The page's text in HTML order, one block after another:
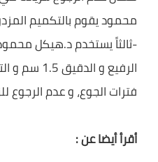
محمود يقوم بالتكميم
-ثالثاً يستخدم د.هيكل
الرفيع و
فترات الجوع، و عدم الرجوع
أقرأ أيضا عن :